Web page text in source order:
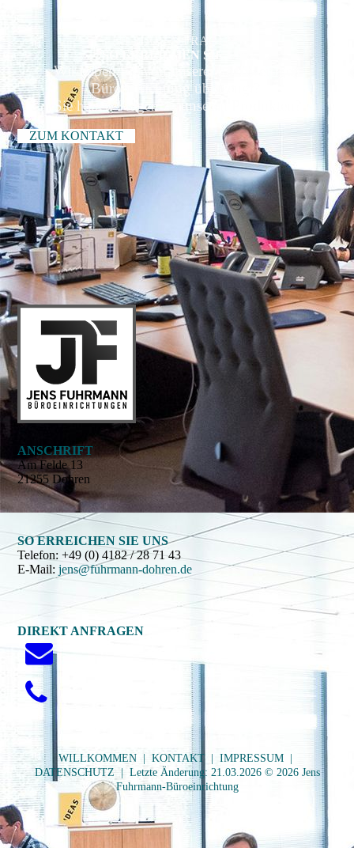
SIE HABEN FRAGEN?
SO ERREICHEN SIE UNS
Wir haben Sie von unserer hochwertigen
Büroeinrichtung überzeugt?
Sie haben Fragen zu unseren Produkten?
ZUM KONTAKT
ANSCHRIFT
Am Felde 13
21255 Dohren
SO ERREICHEN SIE UNS
Telefon: +49 (0) 4182 / 28 71 43
E-Mail: jens@fuhrmann-dohren.de
DIREKT ANFRAGEN
WILLKOMMEN KONTAKT IMPRESSUM
DATENSCHUTZ| Letzte Änderung: 21.03.2026 © 2026 Jens
Fuhrmann-Büroeinrichtung